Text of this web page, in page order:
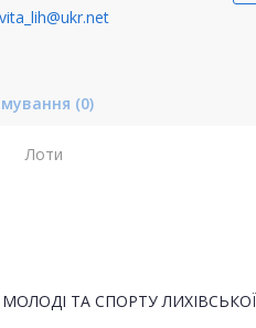
(0)
Лоти
ТА СПОРТУ